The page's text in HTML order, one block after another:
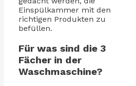
Einspülkammer mit den
richtigen Produkten zu
befüllen.
Für was sind die 3
Fächer in der
Waschmaschine?